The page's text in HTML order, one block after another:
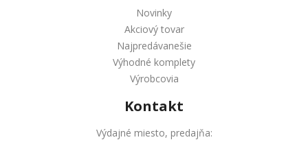
Novinky
Akciový tovar
Najpredávanešie
Výhodné komplety
Výrobcovia
Kontakt
Výdajné miesto, predajňa: